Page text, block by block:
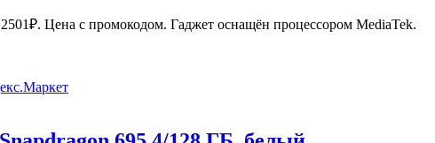
Цена с промокодом. Гаджет оснащён процессором MediaTek.